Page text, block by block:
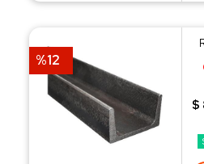
%12
$